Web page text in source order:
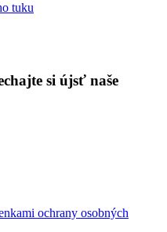
tuku
si újsť naše
ochrany osobných